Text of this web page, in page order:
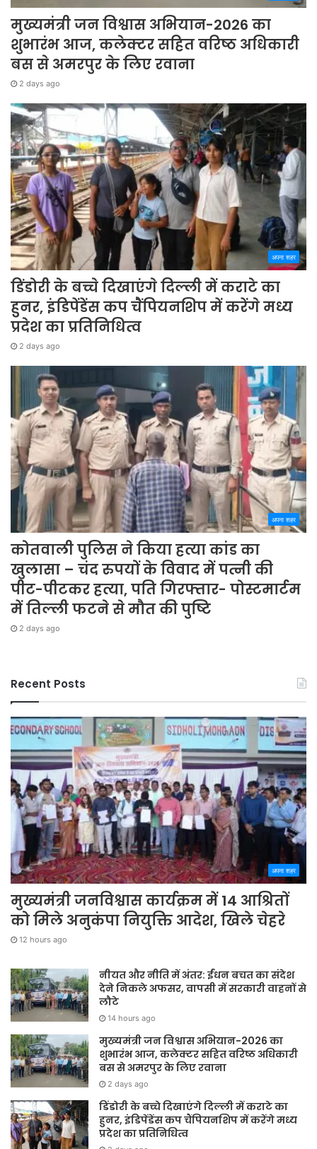
मुख्यमंत्री जन विश्वास अभियान-2026 का
शुभारंभ आज, कलेक्टर सहित वरिष्ठ अधिकारी
बस से अमरपुर के लिए रवाना
2 days ago
अपना शहर
डिंडोरी के बच्चे दिखाएंगे दिल्ली में कराटे का
हुनर, इंडिपेंडेंस कप चैंपियनशिप में करेंगे मध्य
प्रदेश का प्रतिनिधित्व
2 days ago
अपना शहर
कोतवाली पुलिस ने किया हत्या कांड का
खुलासा – चंद रुपयों के विवाद में पत्नी की
पीट-पीटकर हत्या, पति गिरफ्तार- पोस्टमार्टम
में तिल्ली फटने से मौत की पुष्टि
2 days ago
Recent Posts
अपना शहर
मुख्यमंत्री जनविश्वास कार्यक्रम में 14 आश्रितों
को मिले अनुकंपा नियुक्ति आदेश, खिले चेहरे
12 hours ago
नीयत और नीति में अंतर: ईंधन बचत का संदेश
देने निकले अफसर, वापसी में सरकारी वाहनों से
लौटे
14 hours ago
मुख्यमंत्री जन विश्वास अभियान-2026 का
शुभारंभ आज, कलेक्टर सहित वरिष्ठ अधिकारी
बस से अमरपुर के लिए रवाना
2 days ago
डिंडोरी के बच्चे दिखाएंगे दिल्ली में कराटे का
हुनर, इंडिपेंडेंस कप चैंपियनशिप में करेंगे मध्य
प्रदेश का प्रतिनिधित्व